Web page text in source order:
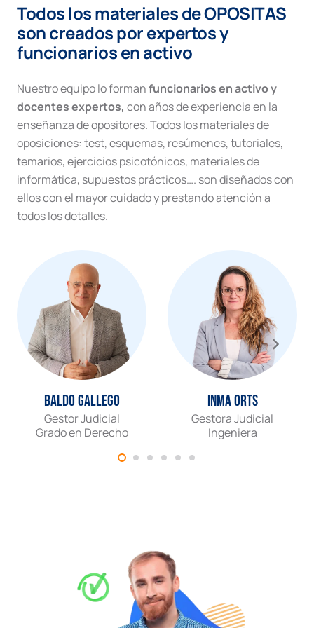
Todos los materiales de OPOSITAS
son creados por expertos y
funcionarios en activo
Nuestro equipo lo formanfuncionarios en activo y
docentes expertos, con años de experiencia en la
enseñanza de opositores. Todos los materiales de
oposiciones: test, esquemas, resúmenes, tutoriales,
temarios, ejercicios psicotónicos, materiales de
informática, supuestos prácticos…. son diseñados con
ellos con el mayor cuidado y prestando atención a
todos los detalles.
Baldo Gallego
Gestor Judicial
Grado en Derecho
Inma Orts
Gestora Judicial
Ingeniera